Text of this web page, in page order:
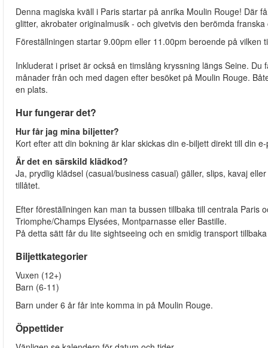
Denna magiska kväll i Paris startar på anrika Moulin Rouge! Där
glitter, akrobater originalmusik - och givetvis den berömda
Föreställningen startar 9.00pm eller 11.00pm beroende på vilken
Inkluderat i priset är också en timslång kryssning längs Seine.
månader från och med dagen efter besöket på Moulin Rouge.
en plats.
Hur fungerar det?
Hur får jag mina biljetter?
Kort efter att din bokning är klar skickas din e-biljett direkt till din
Är det en särskild klädkod?
Ja, prydlig klädsel (casual/business casual) gäller, slips, kavaj
tillåtet.
Efter föreställningen kan man ta bussen tillbaka till centrala Paris
Triomphe/Champs Elysées, Montparnasse eller Bastille.
På detta sätt får du lite sightseeing och en smidig transport
Biljettkategorier
Vuxen (12+)
Barn (6-11)
Barn under 6 år får inte komma in på Moulin Rouge.
Öppettider